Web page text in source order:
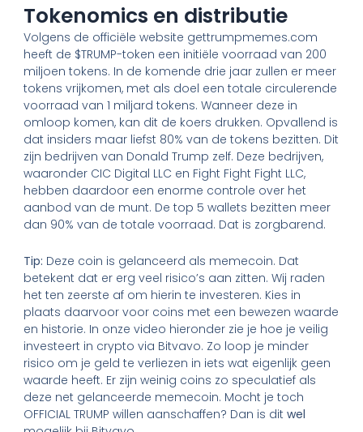
Tokenomics en distributie
Volgens de officiële website gettrumpmemes.com
heeft de $TRUMP-token een initiële voorraad van 200
miljoen tokens. In de komende drie jaar zullen er meer
tokens vrijkomen, met als doel een totale circulerende
voorraad van 1 miljard tokens. Wanneer deze in
omloop komen, kan dit de koers drukken. Opvallend is
dat insiders maar liefst 80% van de tokens bezitten. Dit
zijn bedrijven van Donald Trump zelf. Deze bedrijven,
waaronder CIC Digital LLC en Fight Fight Fight LLC,
hebben daardoor een enorme controle over het
aanbod van de munt. De top 5 wallets bezitten meer
dan 90% van de totale voorraad. Dat is zorgbarend.
Tip: Deze coin is gelanceerd als memecoin. Dat
betekent dat er erg veel risico’s aan zitten. Wij raden
het ten zeerste af om hierin te investeren. Kies in
plaats daarvoor voor coins met een bewezen waarde
en historie. In onze video hieronder zie je hoe je veilig
investeert in crypto via Bitvavo. Zo loop je minder
risico om je geld te verliezen in iets wat eigenlijk geen
waarde heeft. Er zijn weinig coins zo speculatief als
deze net gelanceerde memecoin. Mocht je toch
OFFICIAL TRUMP willen aanschaffen? Dan is ditwel